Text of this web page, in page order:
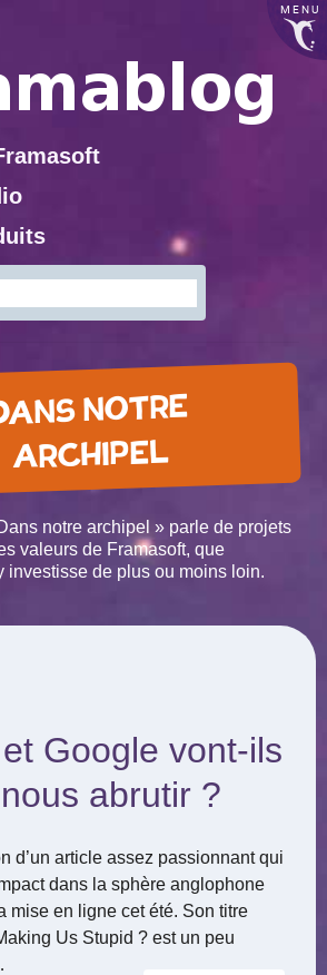
MENU
NOTRE
ARCHIPEL
notre archipel » parle de projets
valeurs de Framasoft, que
investisse de plus ou moins loin.
Google vont-ils
abrutir ?
d’un article assez passionnant qui
dans la sphère anglophone
mise en ligne cet été. Son titre
Us Stupid ? est un peu